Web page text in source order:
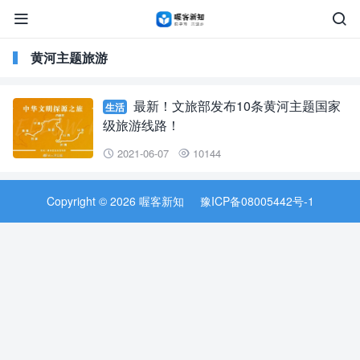


黄河主题旅游
生活
最新！文旅部发布10条黄河主题国家
级旅游线路！
 2021-06-07  10144
Copyright © 2026 喔客新知 豫ICP备08005442号-1